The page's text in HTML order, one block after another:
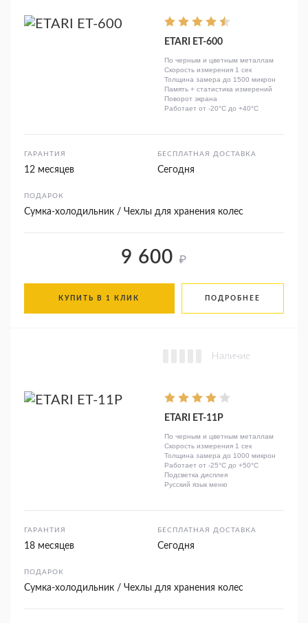
ETARI ЕТ-600
По черным и цветным металлам
Скорость измерения 1 сек
Толщина замера до 1500 микрон
Память + статистика измерений
Поворот экрана
Работает от -20°C до +40°C
ГАРАНТИЯ
12 месяцев
БЕСПЛАТНАЯ ДОСТАВКА
Сегодня
ПОДАРОК
Сумка-холодильник / Чехлы для хранения колес
9 600 ₽
КУПИТЬ В 1 КЛИК ПОДРОБНЕЕ
Наличие
ETARI ЕТ-11Р
По черным и цветным металлам
Скорость измерения 1 сек
Толщина замера до 1000 микрон
Работает от -25°C до +50°C
Подсветка дисплея
Русский язык меню
ГАРАНТИЯ
18 месяцев
БЕСПЛАТНАЯ ДОСТАВКА
Сегодня
ПОДАРОК
Сумка-холодильник / Чехлы для хранения колес